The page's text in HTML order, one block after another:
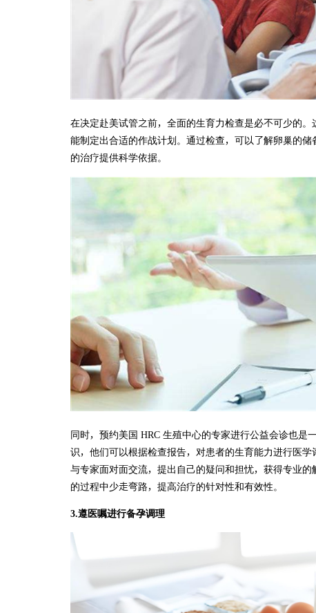
在决定赴美试管之前，全面的生育力检查是必不可少的
能制定出合适的作战计划。通过检查，可以了解卵巢的
的治疗提供科学依据。
同时，预约美国 HRC 生殖中心的专家进行公益会诊也
识，他们可以根据检查报告，对患者的生育能力进行医
与专家面对面交流，提出自己的疑问和担忧，获得专业
的过程中少走弯路，提高治疗的针对性和有效性。
3.遵医嘱进行备孕调理